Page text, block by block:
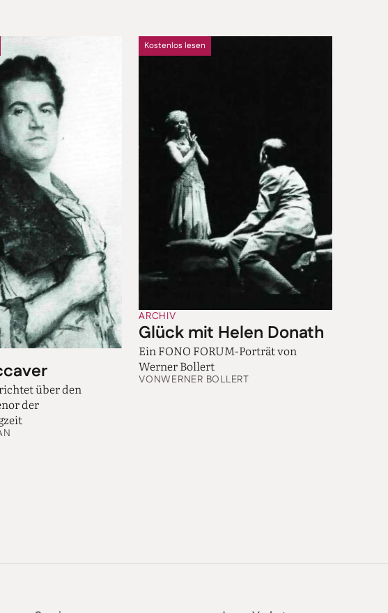
über den
der
ARCHIV
Glück mit Helen Donath
Ein FONO FORUM-Porträt von
Werner Bollert
VONWERNER BOLLERT
Kostenlos lesen